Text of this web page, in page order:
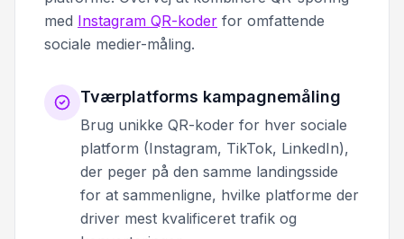
med Instagram QR-koder for omfattende
sociale medier-måling.
Tværplatforms kampagnemåling
Brug unikke QR-koder for hver sociale
platform (Instagram, TikTok, LinkedIn),
der peger på den samme landingsside
for at sammenligne, hvilke platforme der
driver mest kvalificeret trafik og